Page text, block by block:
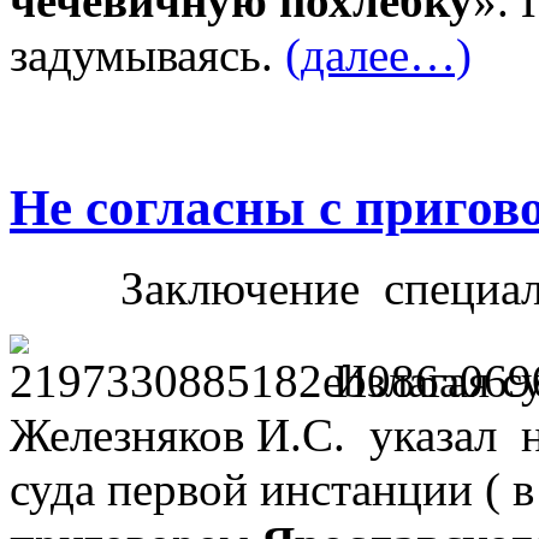
задумываясь. (далее…)
Не согласны с
Заключение
Излагая
Железняков И.С. указал
суда первой инстанции (